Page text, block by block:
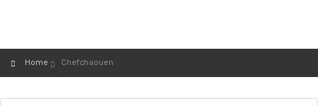
Home Chefchaouen